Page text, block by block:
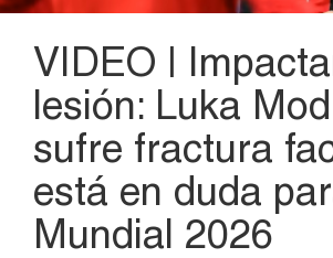
VIDEO |
lesión: Luka
sufre fractura
está en duda
Mundial 2026